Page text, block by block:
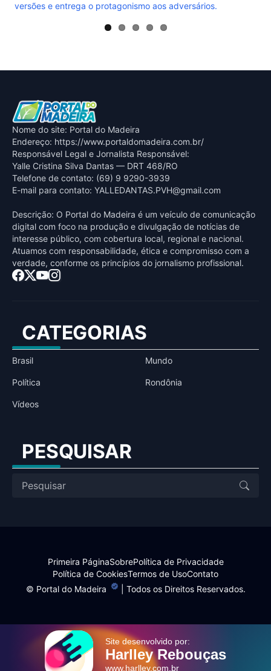
aos adversários.
Nome do site: Portal do Madeira
Endereço: https://www.portaldomadeira.com.br/
Responsável Legal e Jornalista Responsável:
Yalle Cristina Silva Dantas — DRT 468/RO
Telefone de contato: (69) 9 9290-3939
E-mail para contato: YALLEDANTAS.PVH@gmail.com
Descrição: O Portal do Madeira é um veículo de comunicação
digital com foco na produção e divulgação de notícias de
interesse público, com cobertura local, regional e nacional.
Atuamos com responsabilidade, ética e compromisso com a
verdade, conforme os princípios do jornalismo profissional.
CATEGORIAS
Brasil Mundo
Política Rondônia
Vídeos
PESQUISAR
© Portal do Madeira | Todos os Direitos Reservados.
Primeira PáginaSobrePolítica de Privacidade
Política de CookiesTermos de UsoContato
Site desenvolvido por:
Harlley Rebouças
www.harlley.com.br